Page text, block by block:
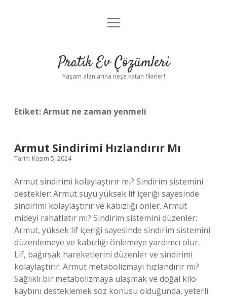
Anasayfa
Yasal Uyarı
menüyü
Pratik Ev Çözümleri
Yaşam alanlarına neşe katan fikirler!
Etiket:Armut ne zaman yenmeli
Armut Sindirimi Hızlandırır Mı
Tarih: Kasım 5, 2024
Armut sindirimi kolaylaştırır mı? Sindirim sistemini
destekler: Armut suyu yüksek lif içeriği sayesinde
sindirimi kolaylaştırır ve kabızlığı önler. Armut
mideyi rahatlatır mı? Sindirim sistemini düzenler:
Armut, yüksek lif içeriği sayesinde sindirim sistemini
düzenlemeye ve kabızlığı önlemeye yardımcı olur.
Lif, bağırsak hareketlerini düzenler ve sindirimi
kolaylaştırır. Armut metabolizmayı hızlandırır mı?
Sağlıklı bir metabolizmaya ulaşmak ve doğal kilo
kaybını desteklemek söz konusu olduğunda, yeterli